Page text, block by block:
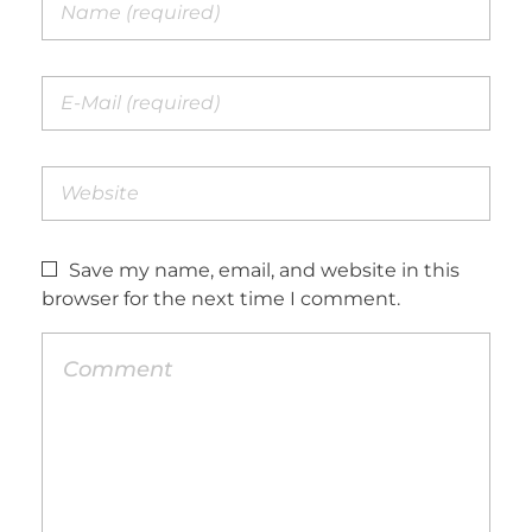
Save my name, email, and website in this
browser for the next time I comment.